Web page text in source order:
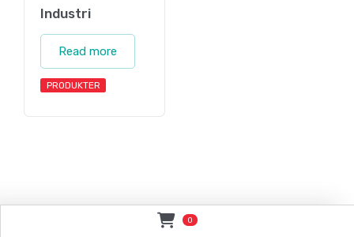
Industri
Read more
PRODUKTER
0